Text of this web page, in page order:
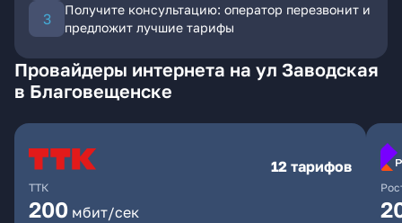
Получите консультацию: оператор перезвонит и
предложит лучшие тарифы
Провайдеры интернета на ул Заводская
в Благовещенске
ТТК
12 тарифов
200 мбит/сек